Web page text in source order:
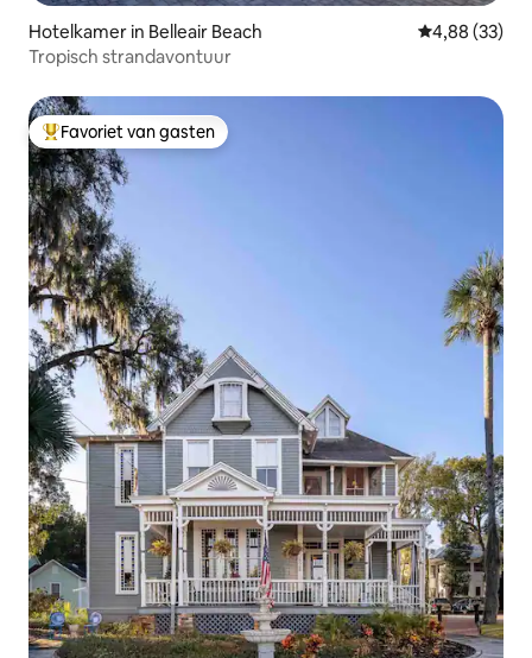
Hotelkamer in Belleair Beach Gemiddelde
4,88 (33)
Tropisch strandavontuur
Topfavoriet van gasten
Favoriet van gasten